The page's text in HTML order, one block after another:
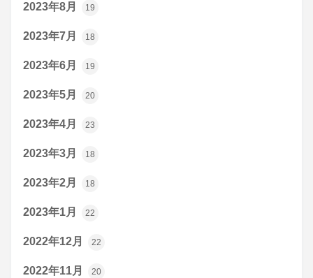
2023年8月 19
2023年7月 18
2023年6月 19
2023年5月 20
2023年4月 23
2023年3月 18
2023年2月 18
2023年1月 22
2022年12月 22
2022年11月 20